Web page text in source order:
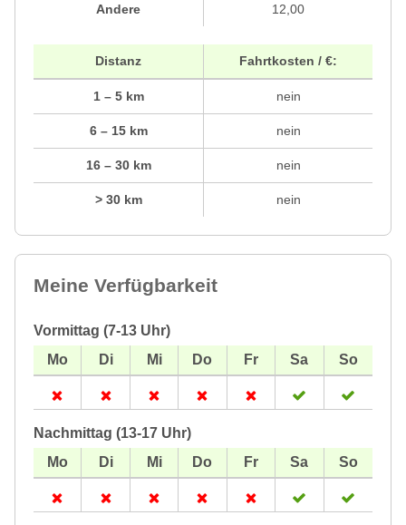
Andere 12,00
Distanz
1 – 5 km
6 – 15 km
16 – 30 km
> 30 km
Fahrtkosten / €:
nein
nein
nein
nein
Meine Verfügbarkeit
Vormittag (7-13 Uhr)
Nachmittag (13-17 Uhr)